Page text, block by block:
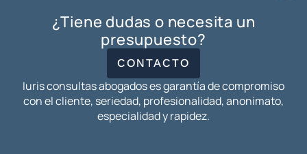
¿Tiene dudas o necesita un
presupuesto?
CONTACTO
Iuris consultas abogados es garantía de compromiso
con el cliente, seriedad, profesionalidad, anonimato,
especialidad y rapidez.